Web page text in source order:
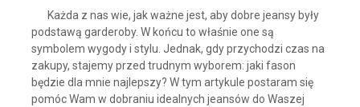
Każda z nas wie, jak ważne jest, aby dobre jeansy były
podstawą garderoby. W końcu to właśnie one są
symbolem wygody i stylu. Jednak, gdy przychodzi czas na
zakupy, stajemy przed trudnym wyborem: jaki fason
będzie dla mnie najlepszy? W tym artykule postaram się
pomóc Wam w dobraniu idealnych jeansów do Waszej